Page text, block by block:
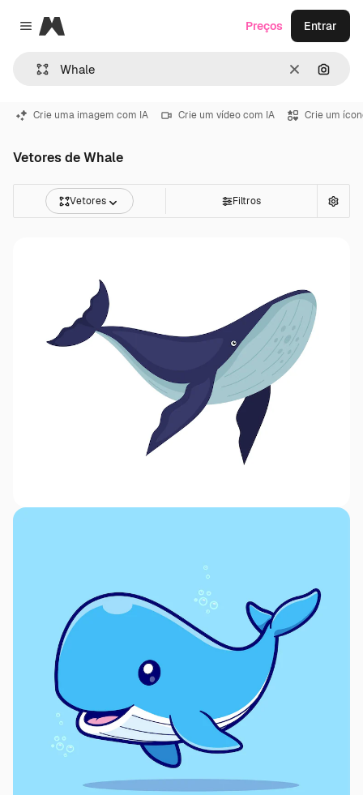
Close menu
Magnific
Limpar
Preços Entrar
Crie uma imagem com IA Crie um vídeo com IA Crie um
Vetores de Whale
Vetores Filtros